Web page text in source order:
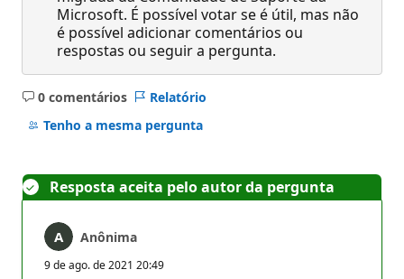
Microsoft. É possível votar se é útil, mas não
é possível adicionar comentários ou
respostas ou seguir a pergunta.
0 comentários
Sem
comentários
Relatório
Tenho a mesma pergunta
Resposta aceita pelo autor da pergunta
Anônima
9 de ago. de 2021 20:49